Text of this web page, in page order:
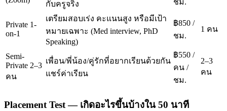
กับครูจริง
ชม.
Private 1-
on-1
เตรียมสอบเร่ง คะแนนสูง หรือมีเป้า
หมายเฉพาะ (Med interview, PhD
Speaking)
฿850 /
ชม.
1 คน
Semi-
Private 2–3
คน
เพื่อน/พี่น้อง/คู่รักที่อยากเรียนด้วยกัน
แชร์ค่าเรียน
฿550 /
คน /
ชม.
2–3
คน
Placement Test — เกิดอะไรขึ้นบ้างใน 50 นาที